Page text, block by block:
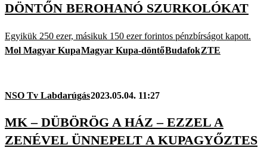
DÖNTŐN BEROHANÓ SZURKOLÓKAT
Egyikük 250 ezer, másikuk 150 ezer forintos pénzbírságot kapott.
Mol Magyar KupaMagyar Kupa-döntőBudafokZTE
NSO Tv Labdarúgás2023.05.04. 11:27
MK – DÜBÖRÖG A HÁZ – EZZEL A
ZENÉVEL ÜNNEPELT A KUPAGYŐZTES